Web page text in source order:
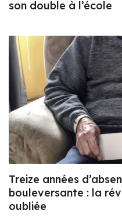
son double à l’école
Treize années
bouleversante : la
oubliée